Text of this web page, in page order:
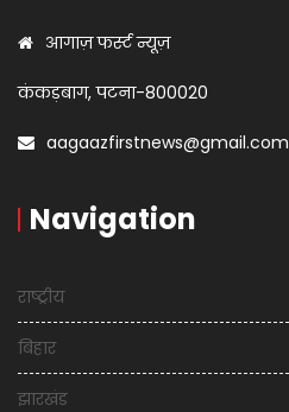
आगाज़ फर्स्ट न्यूज़
कंकड़बाग, पटना-800020
aagaazfirstnews@gmail.com
Navigation
राष्ट्रीय
बिहार
झारखंड